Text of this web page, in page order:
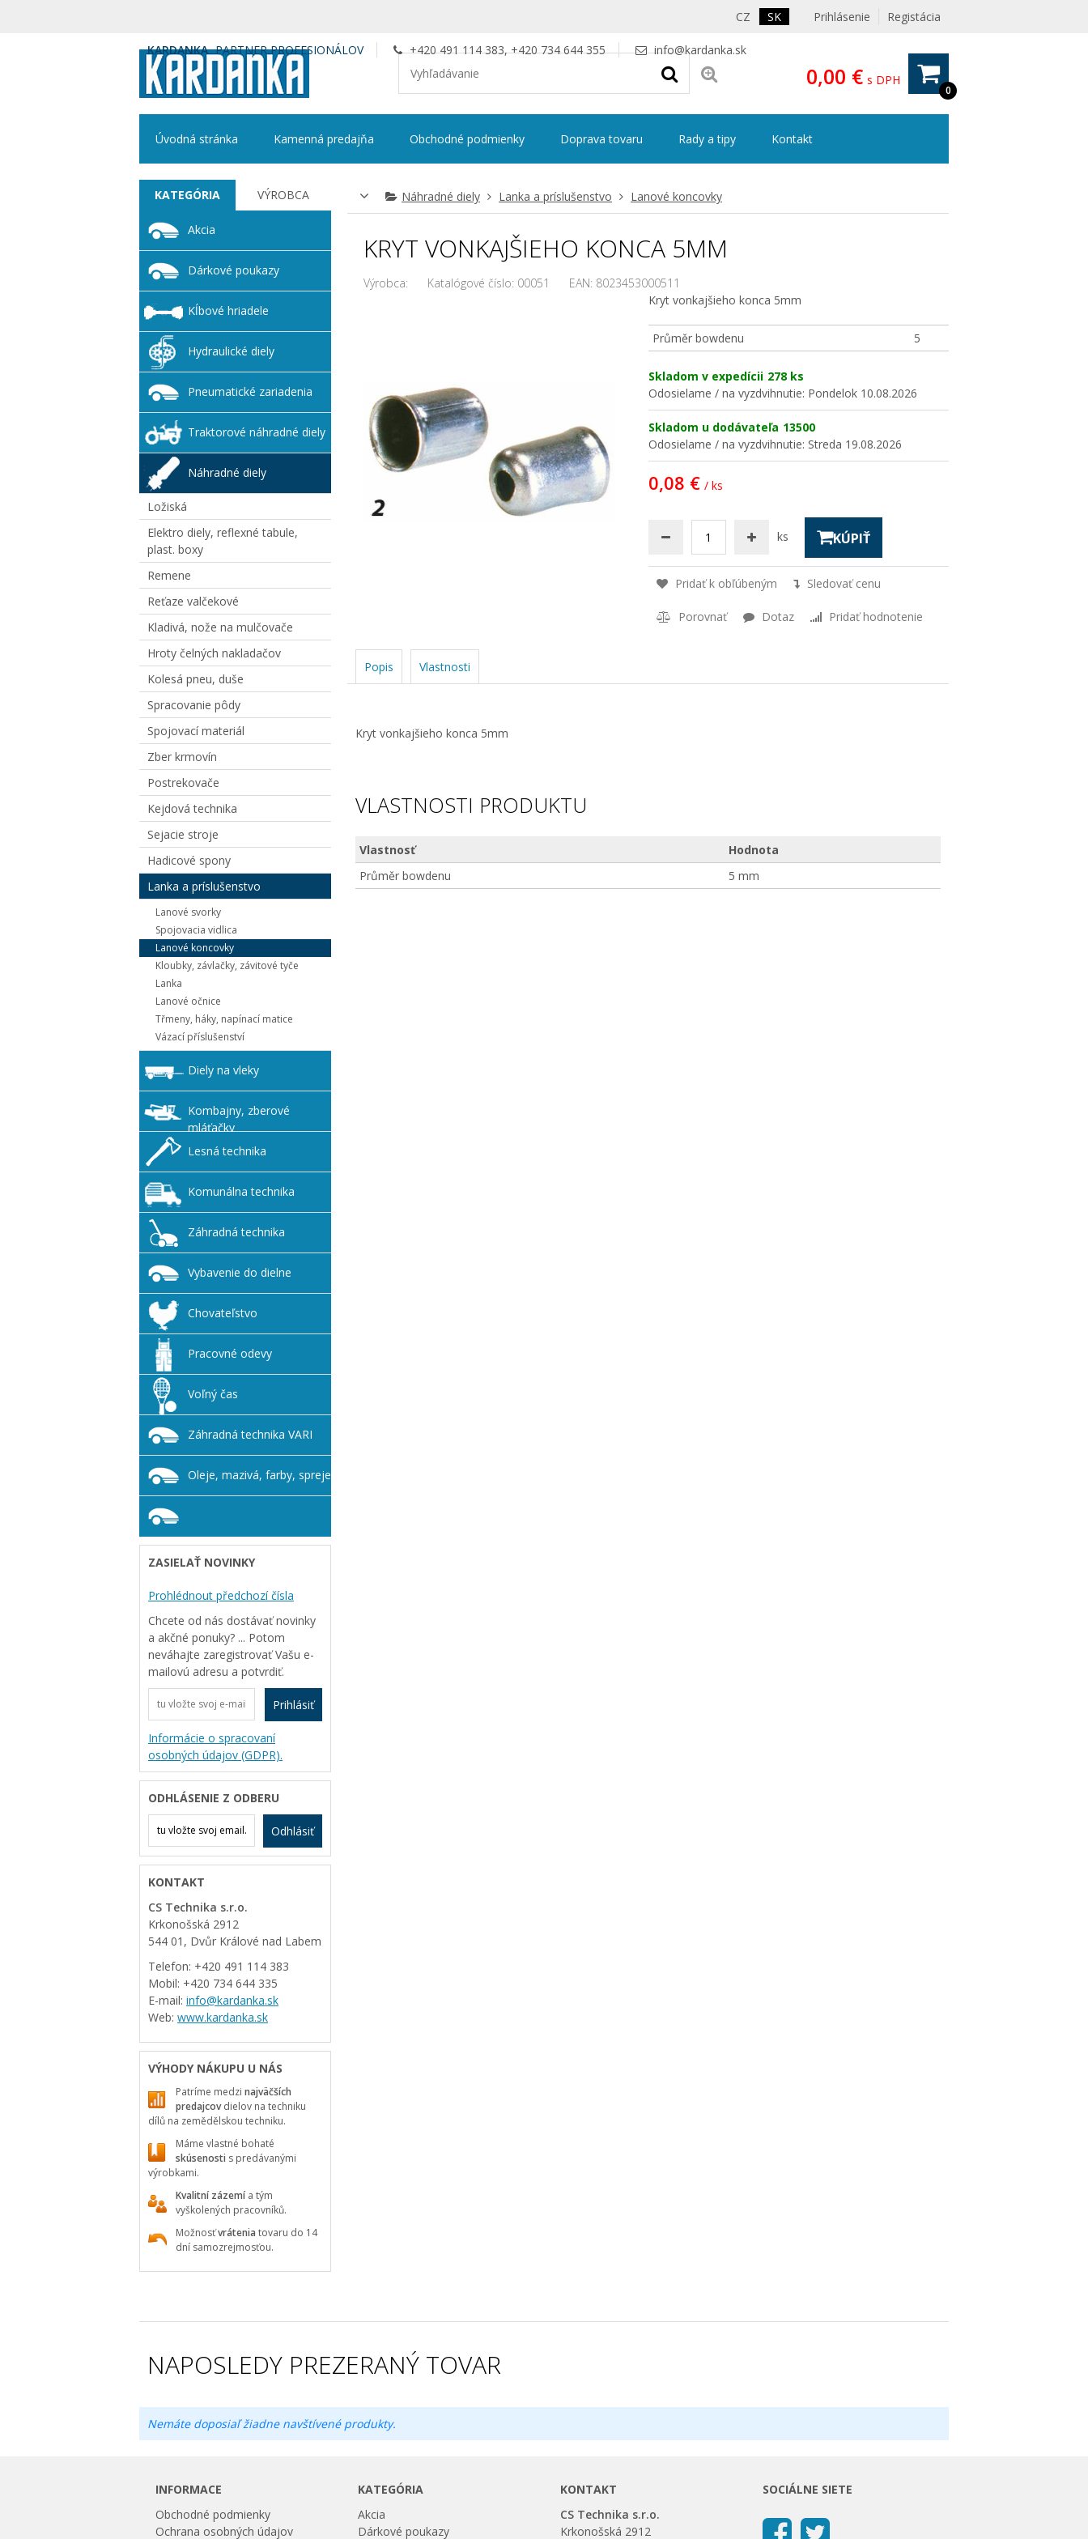
Prihlásenie Registácia
CZ SK
KARDANKA PARTNER PROFESIONÁLOV +420 491 114 383, +420 734 644 355 info@kardanka.sk
0
0,00 € s DPH
Úvodná stránka Kamenná predajňa Obchodné podmienky Doprava tovaru Rady a tipy Kontakt
Náhradné diely Lanka a príslušenstvo Lanové koncovky
KRYT VONKAJŠIEHO KONCA 5MM
Výrobca: Katalógové číslo: 00051 EAN: 8023453000511
Kryt vonkajšieho konca 5mm
Průměr bowdenu 5
Skladom v expedícii 278 ks
Odosielame / na vyzdvihnutie: Pondelok 10.08.2026
Skladom u dodávateľa 13500
Odosielame / na vyzdvihnutie: Streda 19.08.2026
0,08 € / ks
ks KÚPIŤ
Pridať k obľúbeným Sledovať cenu
Porovnať Dotaz Pridať hodnotenie
Popis Vlastnosti
Kryt vonkajšieho konca 5mm
VLASTNOSTI PRODUKTU
Vlastnosť
Hodnota
Průměr bowdenu
5 mm
KATEGÓRIA VÝROBCA
Akcia
Dárkové poukazy
Kĺbové hriadele
Hydraulické diely
Pneumatické zariadenia
Traktorové náhradné diely
Náhradné diely
Ložiská
Elektro diely, reflexné tabule,
plast. boxy
Remene
Reťaze valčekové
Kladivá, nože na mulčovače
Hroty čelných nakladačov
Kolesá pneu, duše
Spracovanie pôdy
Spojovací materiál
Zber krmovín
Postrekovače
Kejdová technika
Sejacie stroje
Hadicové spony
Lanka a príslušenstvo
Lanové svorky
Spojovacia vidlica
Lanové koncovky
Kloubky, závlačky, závitové tyče
Lanka
Lanové očnice
Třmeny, háky, napínací matice
Vázací příslušenství
Diely na vleky
Kombajny, zberové
mláťačky
Lesná technika
Komunálna technika
Záhradná technika
Vybavenie do dielne
Chovateľstvo
Pracovné odevy
Voľný čas
Záhradná technika VARI
Oleje, mazivá, farby, spreje
ZASIELAŤ NOVINKY
Prohlédnout předchozí čísla
Chcete od nás dostávať novinky
a akčné ponuky? ... Potom
neváhajte zaregistrovať Vašu e-
mailovú adresu a potvrdiť.
Prihlásiť
Informácie o spracovaní
osobných údajov (GDPR).
ODHLÁSENIE Z ODBERU
Odhlásiť
KONTAKT
CS Technika s.r.o.
Krkonošská 2912
544 01, Dvůr Králové nad Labem
Telefon: +420 491 114 383
Mobil: +420 734 644 335
E-mail: info@kardanka.sk
Web: www.kardanka.sk
VÝHODY NÁKUPU U NÁS
Patríme medzi najväčších
predajcovdielov na techniku
dílů na zemědělskou techniku.
Máme vlastné bohaté
skúsenosti s predávanými
výrobkami.
Kvalitní zázemía tým
vyškolených pracovníků.
Možnosťvrátenia tovaru do 14
dní samozrejmosťou.
NAPOSLEDY PREZERANÝ TOVAR
Nemáte doposiaľ žiadne navštívené produkty.
INFORMACE
Obchodné podmienky
Ochrana osobných údajov
KATEGÓRIA
Akcia
Dárkové poukazy
KONTAKT
CS Technika s.r.o.
Krkonošská 2912
SOCIÁLNE SIETE